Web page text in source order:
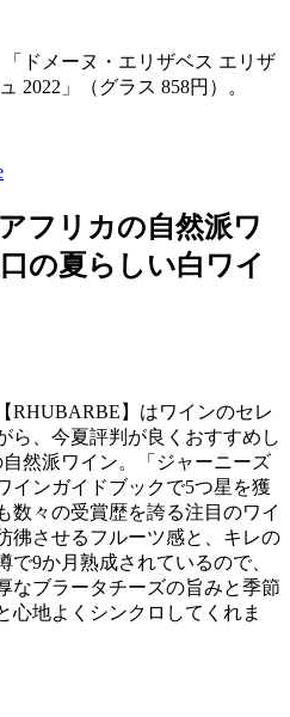
「ドメーヌ・エリザベス エリザ
2022 」（グラス 858円）。
フリカの自然派ワ
の夏らしい白ワイ
RHUBARBE 】はワインのセレ
ら、今夏評判が良くおすすめし
然派ワイン。「ジャーニーズ
インガイドブックで5つ星を獲
数々の受賞歴を誇る注目のワイ
彿させるフルーツ感と、キレの
で9か月熟成されているので、
なブラータチーズの旨みと季節
心地よくシンクロしてくれま